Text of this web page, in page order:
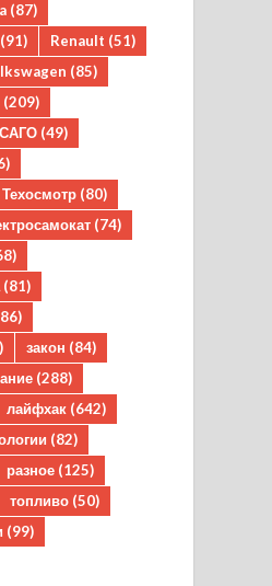
(87)
(91) Renault (51)
(85)
(209)
(49)
Техосмотр (80)
(74)
(81)
закон (84)
(288)
лайфхак (642)
(82)
разное (125)
топливо (50)
(99)